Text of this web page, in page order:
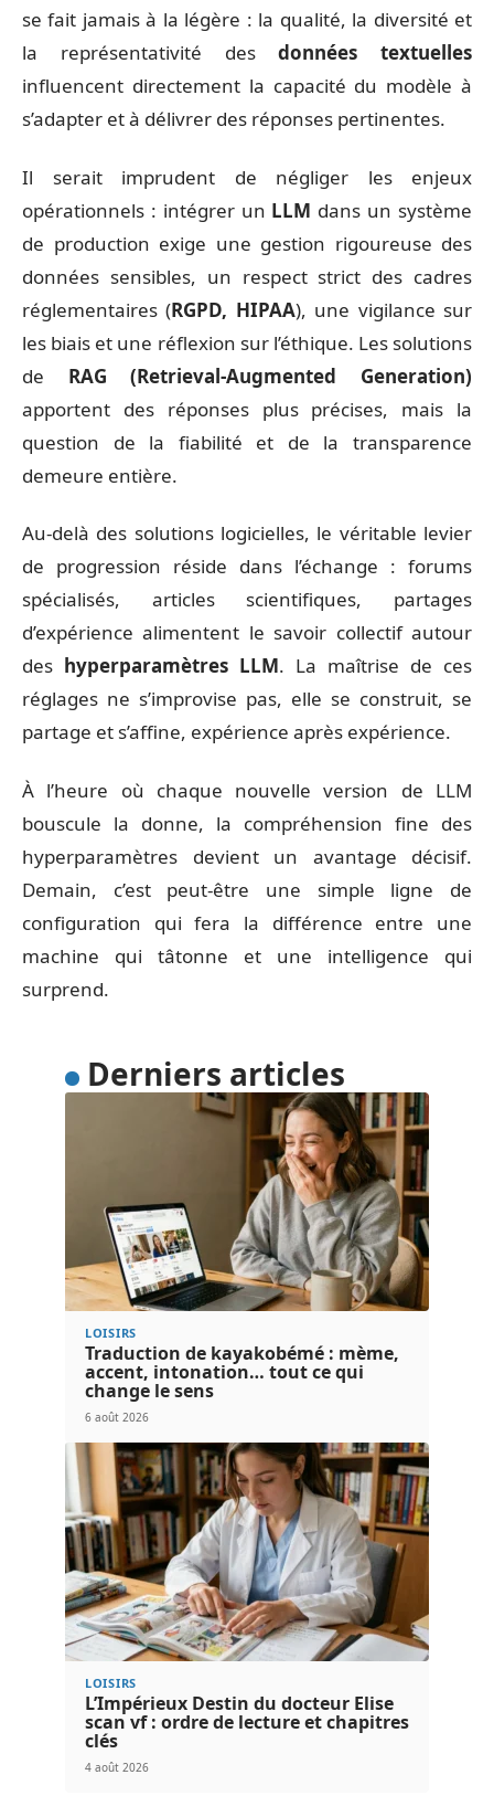
se fait jamais à la légère : la qualité, la diversité et
la représentativité desdonnées textuelles
influencent directement la capacité du modèle à
s’adapter et à délivrer des réponses pertinentes.
Il serait imprudent de négliger les enjeux
opérationnels : intégrer un LLM dans un système
de production exige une gestion rigoureuse des
données sensibles, un respect strict des cadres
réglementaires (RGPD, HIPAA), une vigilance sur
les biais et une réflexion sur l’éthique. Les solutions
de RAG (Retrieval-Augmented Generation)
apportent des réponses plus précises, mais la
question de la fiabilité et de la transparence
demeure entière.
Au-delà des solutions logicielles, le véritable levier
de progression réside dans l’échange : forums
spécialisés, articles scientifiques, partages
d’expérience alimentent le savoir collectif autour
des hyperparamètres LLM. La maîtrise de ces
réglages ne s’improvise pas, elle se construit, se
partage et s’affine, expérience après expérience.
À l’heure où chaque nouvelle version de LLM
bouscule la donne, la compréhension fine des
hyperparamètres devient un avantage décisif.
Demain, c’est peut-être une simple ligne de
configuration qui fera la différence entre une
machine qui tâtonne et une intelligence qui
surprend.
Derniers articles
LOISIRS
Traduction de kayakobémé : mème,
accent, intonation… tout ce qui
change le sens
6 août 2026
LOISIRS
L’Impérieux Destin du docteur Elise
scan vf : ordre de lecture et chapitres
clés
4 août 2026